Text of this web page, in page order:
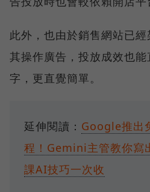
此外，也由於銷售網站已
其操作廣告，投放成效也
字，更直覺簡單。
延伸閱讀： Google推出
程！Gemini主管教你寫
課AI技巧一次收